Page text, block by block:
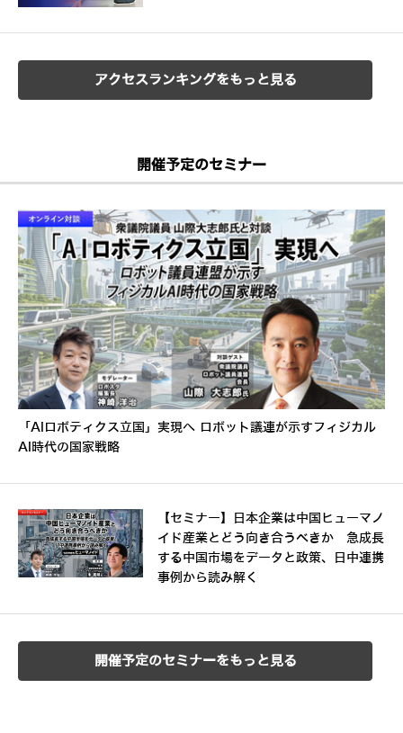
アクセスランキングをもっと見る
開催予定のセミナー
「AIロボティクス立国」実現へ ロボット議連が示すフィジカル
AI時代の国家戦略
【セミナー】日本企業は中国ヒューマノ
イド産業とどう向き合うべきか 急成長
する中国市場をデータと政策、日中連携
事例から読み解く
開催予定のセミナーをもっと見る